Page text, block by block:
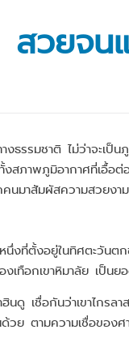
สวยจน
งธรรมชาติ ไม่ว่าจะ
งสภาพภูมิอากาศที่เอื้
คนมาสัมผัสความสวยงา
หนึ่งที่ตั้งอยู่ในทิศตะวั
ทือกเขาหิมาลัย เป็นย
ดู เชื่อกันว่าเขาไกรล
วย ตามความเชื่อขอ